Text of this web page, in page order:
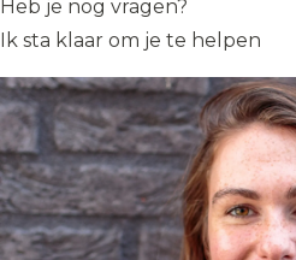
Heb je nog vragen?
Ik sta klaar om je te helpen